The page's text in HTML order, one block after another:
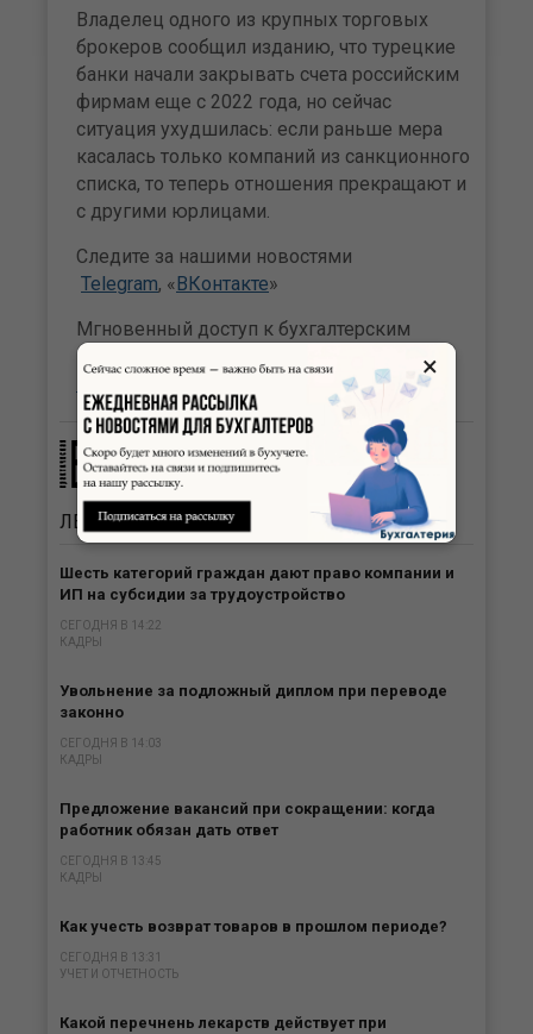
Владелец одного из крупных торговых
брокеров сообщил изданию, что турецкие
банки начали закрывать счета российским
фирмам еще с 2022 года, но сейчас
ситуация ухудшилась: если раньше мера
касалась только компаний из санкционного
списка, то теперь отношения прекращают и
с другими юрлицами.
Следите за нашими новостями
Telegram, « ВКонтакте»
Мгновенный доступ к бухгалтерским
новостям сайта Бухгалтерия.ru в
Telegram-
ЛЕНТАНОВОСТЕЙ
Шесть категорий граждан дают право компании и
ИП на субсидии за трудоустройство
СЕГОДНЯ В 14:22
КАДРЫ
Увольнение за подложный диплом при переводе
законно
СЕГОДНЯ В 14:03
КАДРЫ
Предложение вакансий при сокращении: когда
работник обязан дать ответ
СЕГОДНЯ В 13:45
КАДРЫ
Как учесть возврат товаров в прошлом периоде?
СЕГОДНЯ В 13:31
УЧЕТ И ОТЧЕТНОСТЬ
Какой перечнень лекарств действует при
×